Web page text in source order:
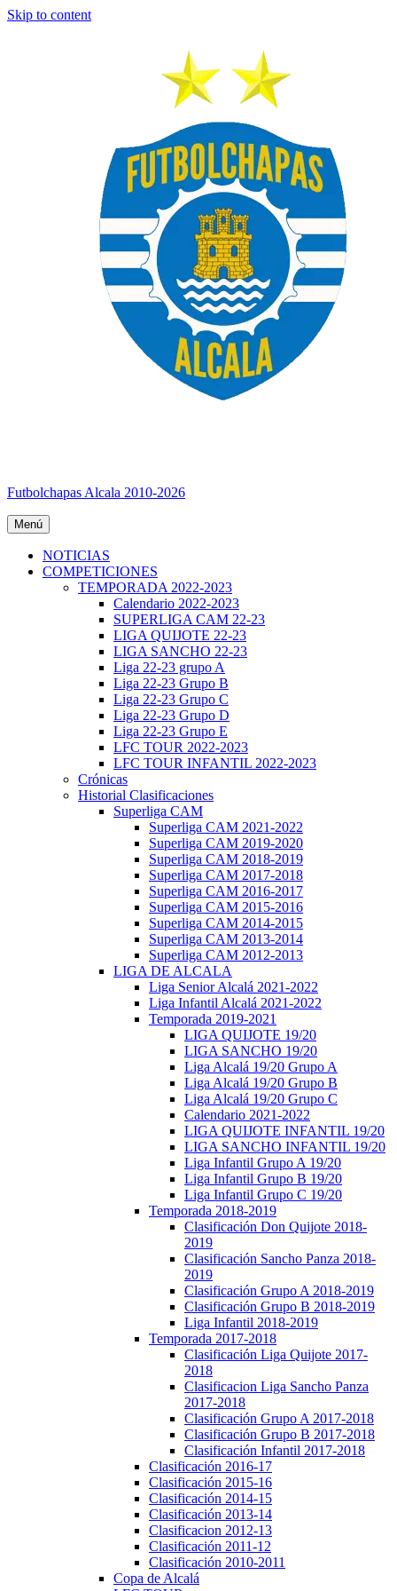
Skip to content
Futbolchapas Alcala 2010-2026
Menú
NOTICIAS
COMPETICIONES
TEMPORADA 2022-2023
Calendario 2022-2023
SUPERLIGA CAM 22-23
LIGA QUIJOTE 22-23
LIGA SANCHO 22-23
Liga 22-23 grupo A
Liga 22-23 Grupo B
Liga 22-23 Grupo C
Liga 22-23 Grupo D
Liga 22-23 Grupo E
LFC TOUR 2022-2023
LFC TOUR INFANTIL 2022-2023
Crónicas
Historial Clasificaciones
Superliga CAM
Superliga CAM 2021-2022
Superliga CAM 2019-2020
Superliga CAM 2018-2019
Superliga CAM 2017-2018
Superliga CAM 2016-2017
Superliga CAM 2015-2016
Superliga CAM 2014-2015
Superliga CAM 2013-2014
Superliga CAM 2012-2013
LIGA DE ALCALA
Liga Senior Alcalá 2021-2022
Liga Infantil Alcalá 2021-2022
Temporada 2019-2021
LIGA QUIJOTE 19/20
LIGA SANCHO 19/20
Liga Alcalá 19/20 Grupo A
Liga Alcalá 19/20 Grupo B
Liga Alcalá 19/20 Grupo C
Calendario 2021-2022
LIGA QUIJOTE INFANTIL 19/20
LIGA SANCHO INFANTIL 19/20
Liga Infantil Grupo A 19/20
Liga Infantil Grupo B 19/20
Liga Infantil Grupo C 19/20
Temporada 2018-2019
Clasificación Don Quijote 2018-
2019
Clasificación Sancho Panza 2018-
2019
Clasificación Grupo A 2018-2019
Clasificación Grupo B 2018-2019
Liga Infantil 2018-2019
Temporada 2017-2018
Clasificación Liga Quijote 2017-
2018
Clasificacion Liga Sancho Panza
2017-2018
Clasificación Grupo A 2017-2018
Clasificación Grupo B 2017-2018
Clasificación Infantil 2017-2018
Clasificación 2016-17
Clasificación 2015-16
Clasificación 2014-15
Clasificación 2013-14
Clasificacion 2012-13
Clasificación 2011-12
Clasificación 2010-2011
Copa de Alcalá